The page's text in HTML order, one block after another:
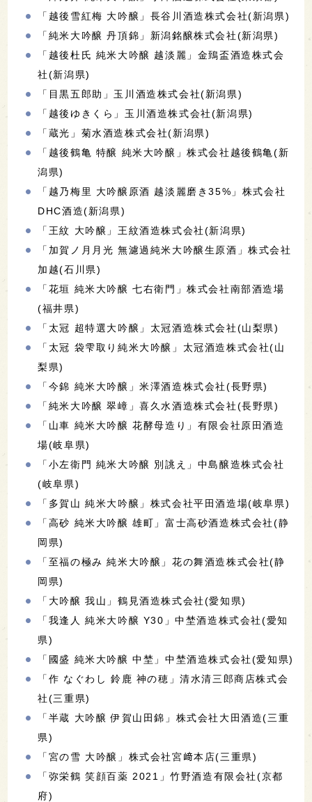
「越後雪紅梅 大吟醸」長谷川酒造株式会社(新潟県)
「純米大吟醸 丹頂錦」新潟銘醸株式会社(新潟県)
「越後杜氏 純米大吟醸 越淡麗」金鵄盃酒造株式会
社(新潟県)
「目黒五郎助」玉川酒造株式会社(新潟県)
「越後ゆきくら」玉川酒造株式会社(新潟県)
「蔵光」菊水酒造株式会社(新潟県)
「越後鶴亀 特醸 純米大吟醸」株式会社越後鶴亀(新
潟県)
「越乃梅里 大吟醸原酒 越淡麗磨き35%」株式会社
DHC酒造(新潟県)
「王紋 大吟醸」王紋酒造株式会社(新潟県)
「加賀ノ月月光 無濾過純米大吟醸生原酒」株式会社
加越(石川県)
「花垣 純米大吟醸 七右衛門」株式会社南部酒造場
(福井県)
「太冠 超特選大吟醸」太冠酒造株式会社(山梨県)
「太冠 袋雫取り純米大吟醸」太冠酒造株式会社(山
梨県)
「今錦 純米大吟醸」米澤酒造株式会社(長野県)
「純米大吟醸 翠嶂」喜久水酒造株式会社(長野県)
「山車 純米大吟醸 花酵母造り」有限会社原田酒造
場(岐阜県)
「小左衛門 純米大吟醸 別誂え」中島醸造株式会社
(岐阜県)
「多賀山 純米大吟醸」株式会社平田酒造場(岐阜県)
「高砂 純米大吟醸 雄町」富士高砂酒造株式会社(静
岡県)
「至福の極み 純米大吟醸」花の舞酒造株式会社(静
岡県)
「大吟醸 我山」鶴見酒造株式会社(愛知県)
「我逢人 純米大吟醸 Y30」中埜酒造株式会社(愛知
県)
「國盛 純米大吟醸 中埜」中埜酒造株式会社(愛知県)
「作 なぐわし 鈴鹿 神の穂」清水清三郎商店株式会
社(三重県)
「半蔵 大吟醸 伊賀山田錦」株式会社大田酒造(三重
県)
「宮の雪 大吟醸」株式会社宮﨑本店(三重県)
「弥栄鶴 笑顔百薬 2021」竹野酒造有限会社(京都
府)